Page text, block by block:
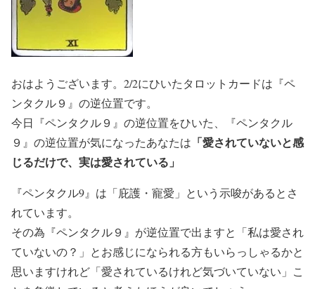
おはようございます。2/2にひいたタロットカードは『ペ
ンタクル９』の逆位置です。
今日『ペンタクル９』の逆位置をひいた、『ペンタクル
９』の逆位置が気になったあなたは 「愛されていないと感
じるだけで、実は愛されている」
『ペンタクル9』は「庇護・寵愛」という示唆があるとさ
れています。
その為『ペンタクル９』が逆位置で出ますと「私は愛され
ていないの？」とお感じになられる方もいらっしゃるかと
思いますけれど「愛されているけれど気づいていない」こ